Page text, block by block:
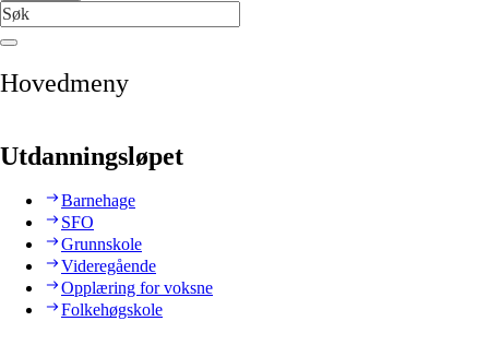
Hovedmeny
Utdanningsløpet
Barnehage
SFO
Grunnskole
Videregående
Opplæring for voksne
Folkehøgskole